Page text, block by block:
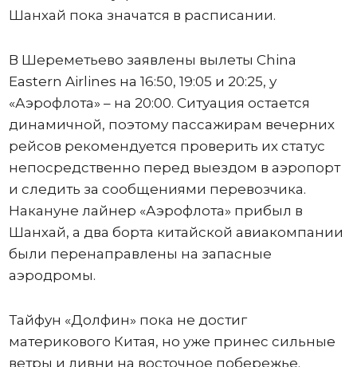
Шанхай пока значатся в расписании.
В Шереметьево заявлены вылеты China
Eastern Airlines на 16:50, 19:05 и 20:25, у
«Аэрофлота» – на 20:00. Ситуация остается
динамичной, поэтому пассажирам вечерних
рейсов рекомендуется проверить их статус
непосредственно перед выездом в аэропорт
и следить за сообщениями перевозчика.
Накануне лайнер «Аэрофлота» прибыл в
Шанхай, а два борта китайской авиакомпании
были перенаправлены на запасные
аэродромы.
Тайфун «Долфин» пока не достиг
материкового Китая, но уже принес сильные
ветры и ливни на восточное побережье.